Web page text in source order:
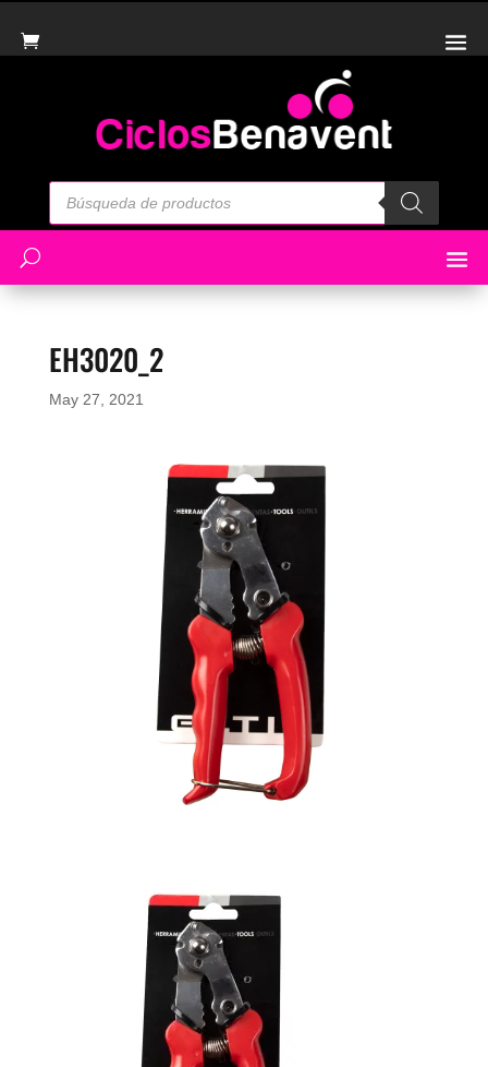
Búsqueda
de
EH3020_2
May 27, 2021